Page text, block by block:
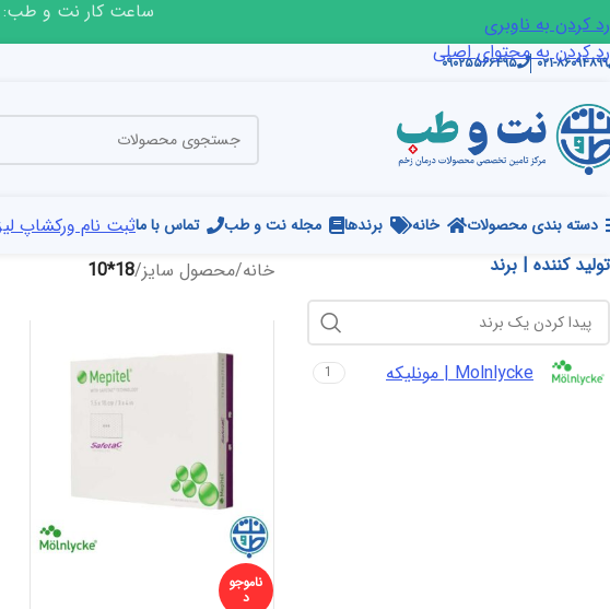
رد کردن به ناوبری
رد کردن به محتوای اصلی
ساعت کار نت و طب: شنبه تا
۰۲۱-۸۶۰۹۴۸۹۹ ۰۹۰۲۵۵۶۶۴۹۵
دسته بندی محصولات خانه برندها مجله نت و طب تماس با ماثبت نام ورکشاپ
تولید کننده | برند
Molnlycke | مونلیکه 1
خانه/محصول سایز/
18*10
ناموجو
د